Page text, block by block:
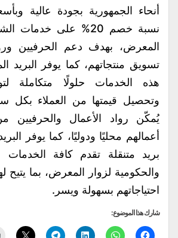
أنحاء الجمهورية بجودة عالية
نسبة خصم 20% على
المعرض، بهدف دعم الحرفيين
تسويق منتجاتهم، كما يوفر
هذه الخدمات حلولًا متكاملة
وتحصيل قيمتها من العملاء بكل
يُمكّن رواد الأعمال والحرفيين
أعمالهم محليًا ودوليًا، كما يوفر
بريد متنقلة تقدم كافة الخدمات
والحكومية لزوار المعرض، بما
احتياجاتهم بسهولة ويسر.
شارك هذا الموضوع: